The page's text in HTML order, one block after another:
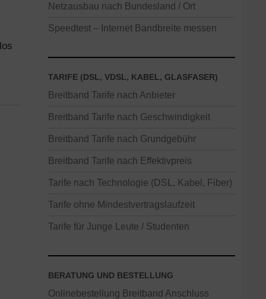
Netzausbau nach Bundesland / Ort
Speedtest – Internet Bandbreite messen
TARIFE (DSL, VDSL, KABEL, GLASFASER)
Breitband Tarife nach Anbieter
Breitband Tarife nach Geschwindigkeit
Breitband Tarife nach Grundgebühr
Breitband Tarife nach Effektivpreis
Tarife nach Technologie (DSL, Kabel, Fiber)
Tarife ohne Mindestvertragslaufzeit
Tarife für Junge Leute / Studenten
BERATUNG UND BESTELLUNG
Onlinebestellung Breitband Anschluss